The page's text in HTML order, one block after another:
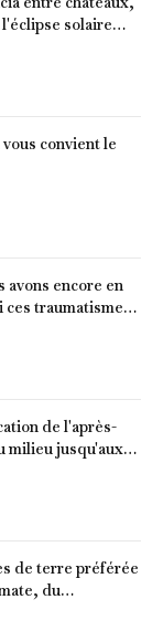
solaire
convient le
avons encore en
ces traumatismes
affecter dans
de l'après-
milieu jusqu'aux
délicats et
de terre préférée
du